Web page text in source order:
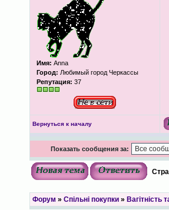
Имя: Anna
Город: Любимый город Черкассы
Репутация: 37
Вернуться к началу
Показать сообщения за:
Форум » Спільні покупки» Вагітність